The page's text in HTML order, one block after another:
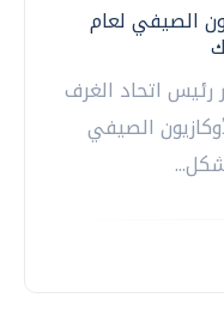
الصيفي لعام
اتحاد الغرف
الصيفي